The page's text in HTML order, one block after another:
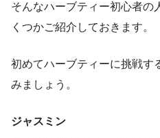
そんなハーブティー初心者の
くつかご紹介しておきます。
初めてハーブティーに挑戦す
みましょう。
ジャスミン